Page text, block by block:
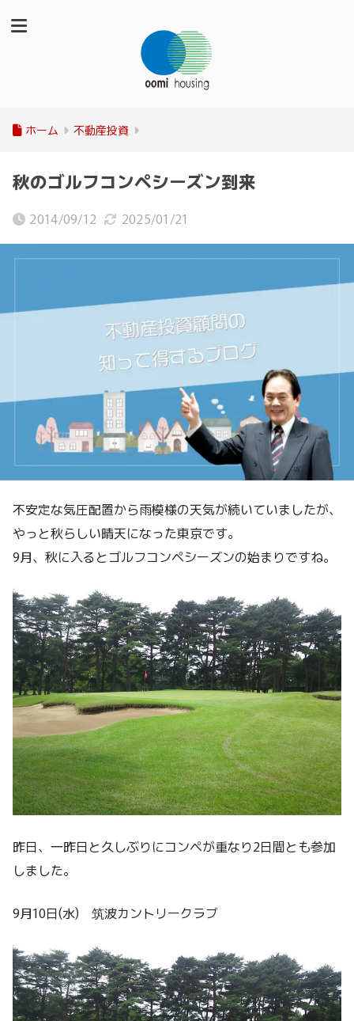
ホーム 不動産投資
秋のゴルフコンペシーズン到来
2014/09/12 2025/01/21
不安定な気圧配置から雨模様の天気が続いていましたが、
やっと秋らしい晴天になった東京です。
9月、秋に入るとゴルフコンペシーズンの始まりですね。
昨日、一昨日と久しぶりにコンペが重なり2日間とも参加
しました。
9月10日(水) 筑波カントリークラブ